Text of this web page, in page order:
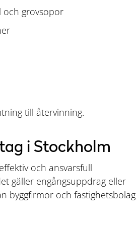
och grovsopor
till återvinning.
i Stockholm
och ansvarsfull
gäller engångsuppdrag eller
byggfirmor och fastighetsbolag